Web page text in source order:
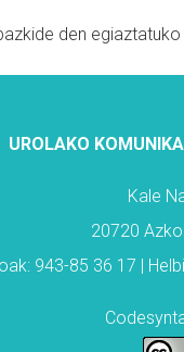
den egiaztatuko
UROLAKO
Kale
20720
943-85 36 17 |